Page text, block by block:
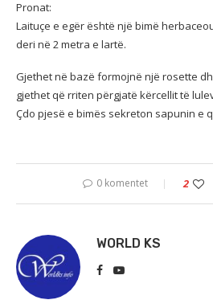
Pronat:
Laituçe e egër është një bimë
deri në 2 metra e lartë.
Gjethet në bazë formojnë një rosette
gjethet që rriten përgjatë kërcellit të
Çdo pjesë e bimës sekreton sapunin e
0 komentet 2
WORLD KS